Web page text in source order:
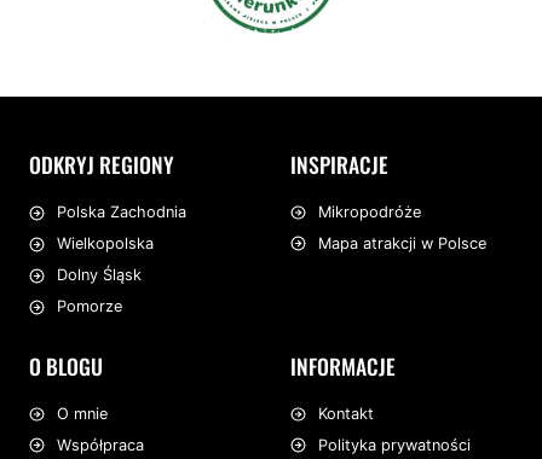
ODKRYJ REGIONY
Polska Zachodnia
Wielkopolska
Dolny Śląsk
Pomorze
INSPIRACJE
Mikropodróże
Mapa atrakcji w Polsce
O BLOGU
O mnie
Współpraca
INFORMACJE
Kontakt
Polityka prywatności